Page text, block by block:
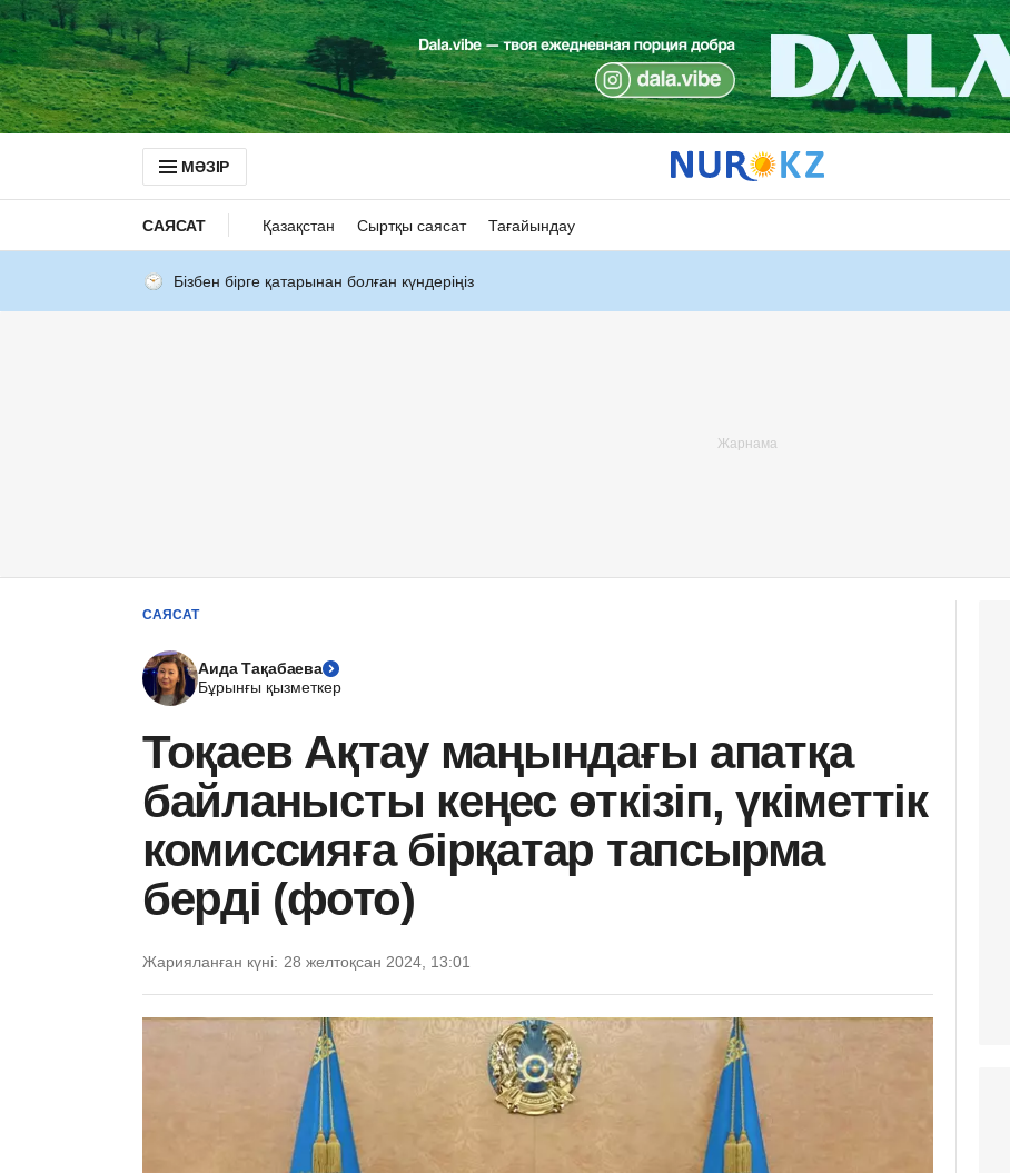
МӘЗІР
САЯСАТ Қазақстан Сыртқы саясат Тағайындау
Бізбен бірге қатарынан болған күндеріңіз
САЯСАТ
Аида Тақабаева
Бұрынғы қызметкер
Тоқаев Ақтау маңындағы апатқа
байланысты кеңес өткізіп, үкіметтік
комиссияға бірқатар тапсырма
берді (фото)
Жарияланған күні: 28 желтоқсан 2024, 13:01